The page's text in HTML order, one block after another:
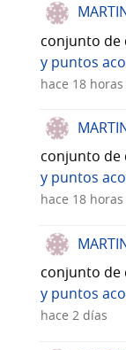
conjunto de
y puntos
hace 18 horas
conjunto de
y puntos
hace 18 horas
conjunto de
y puntos
hace 2 días